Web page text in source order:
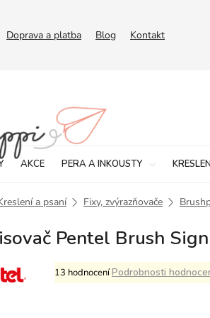
Doprava a platba Blog Kontakt
AKCE PERA A INKOUSTY
a psaní Fixy, zvýrazňovače
Pentel Brush
Průměrné
hodnocení
13 hodnoceníPodrobnosti